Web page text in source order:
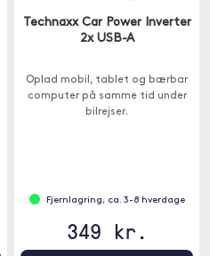
Technaxx Car Power Inverter
2x USB-A
Oplad mobil, tablet og bærbar
computer på samme tid under
bilrejser.
Fjernlagring, ca. 3-8 hverdage
349 kr.